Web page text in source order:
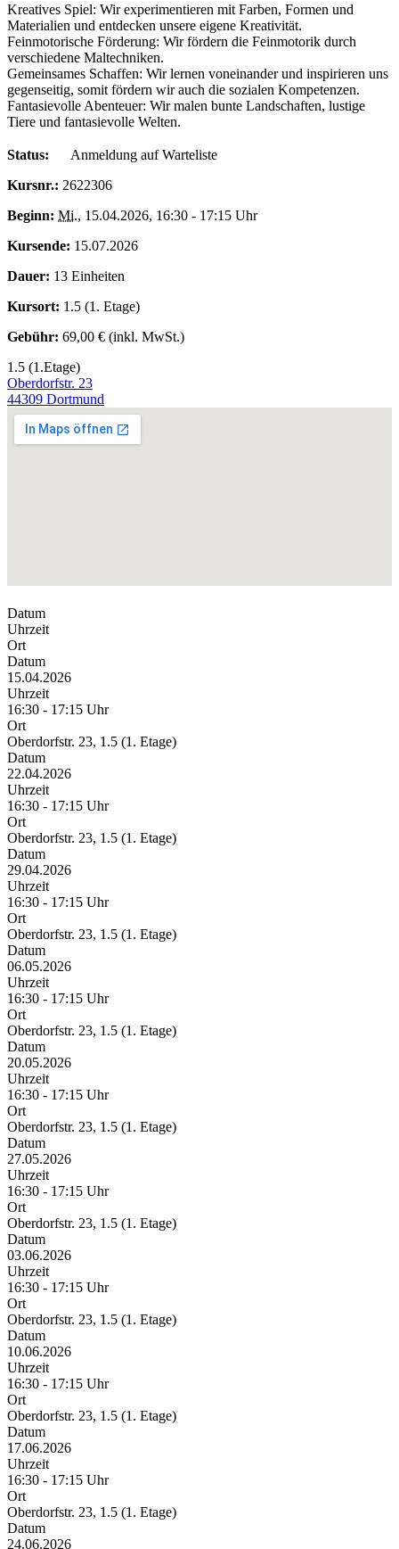
Kreatives Spiel: Wir experimentieren mit Farben, Formen und
Materialien und entdecken unsere eigene Kreativität.
Feinmotorische Förderung: Wir fördern die Feinmotorik durch
verschiedene Maltechniken.
Gemeinsames Schaffen: Wir lernen voneinander und inspirieren uns
gegenseitig, somit fördern wir auch die sozialen Kompetenzen.
Fantasievolle Abenteuer: Wir malen bunte Landschaften, lustige
Tiere und fantasievolle Welten.
Status:
Anmeldung auf Warteliste
Kursnr.: 2622306
Beginn: Mi., 15.04.2026, 16:30 - 17:15 Uhr
Kursende: 15.07.2026
Dauer: 13 Einheiten
Kursort: 1.5 (1. Etage)
Gebühr: 69,00 € (inkl. MwSt.)
1.5 (1.Etage)
Oberdorfstr. 23
44309 Dortmund
Datum
Uhrzeit
Ort
Datum
15.04.2026
Uhrzeit
16:30 - 17:15 Uhr
Ort
Oberdorfstr. 23, 1.5 (1. Etage)
Datum
22.04.2026
Uhrzeit
16:30 - 17:15 Uhr
Ort
Oberdorfstr. 23, 1.5 (1. Etage)
Datum
29.04.2026
Uhrzeit
16:30 - 17:15 Uhr
Ort
Oberdorfstr. 23, 1.5 (1. Etage)
Datum
06.05.2026
Uhrzeit
16:30 - 17:15 Uhr
Ort
Oberdorfstr. 23, 1.5 (1. Etage)
Datum
20.05.2026
Uhrzeit
16:30 - 17:15 Uhr
Ort
Oberdorfstr. 23, 1.5 (1. Etage)
Datum
27.05.2026
Uhrzeit
16:30 - 17:15 Uhr
Ort
Oberdorfstr. 23, 1.5 (1. Etage)
Datum
03.06.2026
Uhrzeit
16:30 - 17:15 Uhr
Ort
Oberdorfstr. 23, 1.5 (1. Etage)
Datum
10.06.2026
Uhrzeit
16:30 - 17:15 Uhr
Ort
Oberdorfstr. 23, 1.5 (1. Etage)
Datum
17.06.2026
Uhrzeit
16:30 - 17:15 Uhr
Ort
Oberdorfstr. 23, 1.5 (1. Etage)
Datum
24.06.2026